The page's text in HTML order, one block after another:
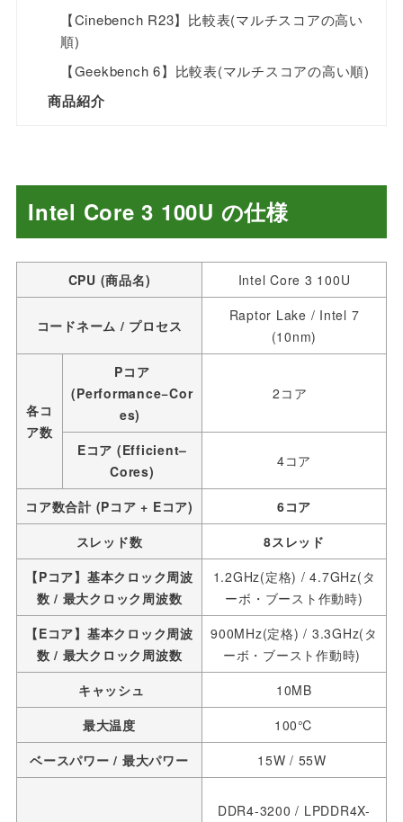
【Cinebench R23】比較表(マルチスコアの高い
順)
【Geekbench 6】比較表(マルチスコアの高い順)
商品紹介
Intel Core 3 100U の仕様
CPU (商品名) Intel Core 3 100U
コードネーム / プロセス
Raptor Lake / Intel 7
(10nm)
各コ
ア数
Pコア
(Performance−Cor
es)
2コア
Eコア (Efficient–
Cores)
4コア
コア数合計 (Pコア + Eコア)
6コア
スレッド数
8スレッド
【Pコア】基本クロック周波
数 / 最大クロック周波数
1.2GHz(定格) / 4.7GHz(タ
ーボ・ブースト作動時)
【Eコア】基本クロック周波
数 / 最大クロック周波数
900MHz(定格) / 3.3GHz(タ
ーボ・ブースト作動時)
キャッシュ
10MB
最大温度
100℃
ベースパワー / 最大パワー
15W / 55W
DDR4-3200 / LPDDR4X-